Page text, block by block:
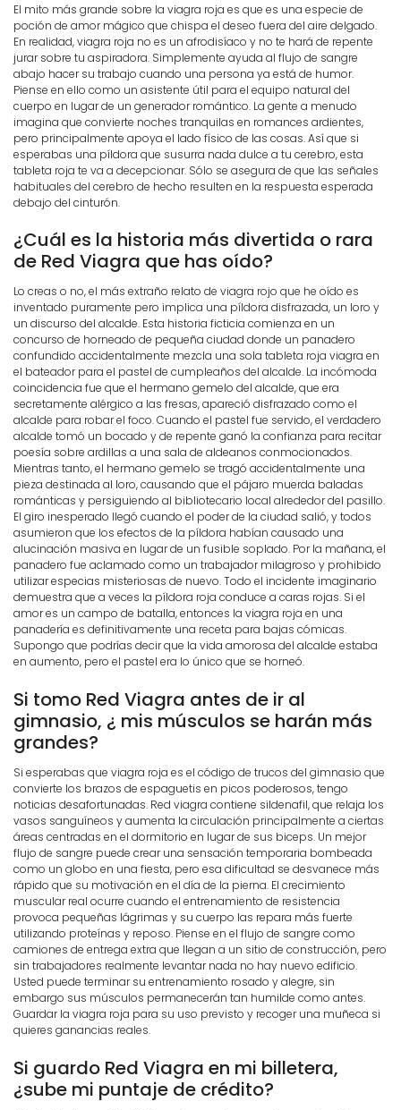
El mito más grande sobre la viagra roja es que es una especie de
poción de amor mágico que chispa el deseo fuera del aire delgado.
En realidad, viagra roja no es un afrodisíaco y no te hará de repente
jurar sobre tu aspiradora. Simplemente ayuda al flujo de sangre
abajo hacer su trabajo cuando una persona ya está de humor.
Piense en ello como un asistente útil para el equipo natural del
cuerpo en lugar de un generador romántico. La gente a menudo
imagina que convierte noches tranquilas en romances ardientes,
pero principalmente apoya el lado físico de las cosas. Así que si
esperabas una píldora que susurra nada dulce a tu cerebro, esta
tableta roja te va a decepcionar. Sólo se asegura de que las señales
habituales del cerebro de hecho resulten en la respuesta esperada
debajo del cinturón.
¿Cuál es la historia más divertida o rara
de Red Viagra que has oído?
Lo creas o no, el más extraño relato de viagra rojo que he oído es
inventado puramente pero implica una píldora disfrazada, un loro y
un discurso del alcalde. Esta historia ficticia comienza en un
concurso de horneado de pequeña ciudad donde un panadero
confundido accidentalmente mezcla una sola tableta roja viagra en
el bateador para el pastel de cumpleaños del alcalde. La incómoda
coincidencia fue que el hermano gemelo del alcalde, que era
secretamente alérgico a las fresas, apareció disfrazado como el
alcalde para robar el foco. Cuando el pastel fue servido, el verdadero
alcalde tomó un bocado y de repente ganó la confianza para recitar
poesía sobre ardillas a una sala de aldeanos conmocionados.
Mientras tanto, el hermano gemelo se tragó accidentalmente una
pieza destinada al loro, causando que el pájaro muerda baladas
románticas y persiguiendo al bibliotecario local alrededor del pasillo.
El giro inesperado llegó cuando el poder de la ciudad salió, y todos
asumieron que los efectos de la píldora habían causado una
alucinación masiva en lugar de un fusible soplado. Por la mañana, el
panadero fue aclamado como un trabajador milagroso y prohibido
utilizar especias misteriosas de nuevo. Todo el incidente imaginario
demuestra que a veces la píldora roja conduce a caras rojas. Si el
amor es un campo de batalla, entonces la viagra roja en una
panadería es definitivamente una receta para bajas cómicas.
Supongo que podrías decir que la vida amorosa del alcalde estaba
en aumento, pero el pastel era lo único que se horneó.
Si tomo Red Viagra antes de ir al
gimnasio, ¿ mis músculos se harán más
grandes?
Si esperabas que viagra roja es el código de trucos del gimnasio que
convierte los brazos de espaguetis en picos poderosos, tengo
noticias desafortunadas. Red viagra contiene sildenafil, que relaja los
vasos sanguíneos y aumenta la circulación principalmente a ciertas
áreas centradas en el dormitorio en lugar de sus biceps. Un mejor
flujo de sangre puede crear una sensación temporaria bombeada
como un globo en una fiesta, pero esa dificultad se desvanece más
rápido que su motivación en el día de la pierna. El crecimiento
muscular real ocurre cuando el entrenamiento de resistencia
provoca pequeñas lágrimas y su cuerpo las repara más fuerte
utilizando proteínas y reposo. Piense en el flujo de sangre como
camiones de entrega extra que llegan a un sitio de construcción, pero
sin trabajadores realmente levantar nada no hay nuevo edificio.
Usted puede terminar su entrenamiento rosado y alegre, sin
embargo sus músculos permanecerán tan humilde como antes.
Guardar la viagra roja para su uso previsto y recoger una muñeca si
quieres ganancias reales.
Si guardo Red Viagra en mi billetera,
¿sube mi puntaje de crédito?